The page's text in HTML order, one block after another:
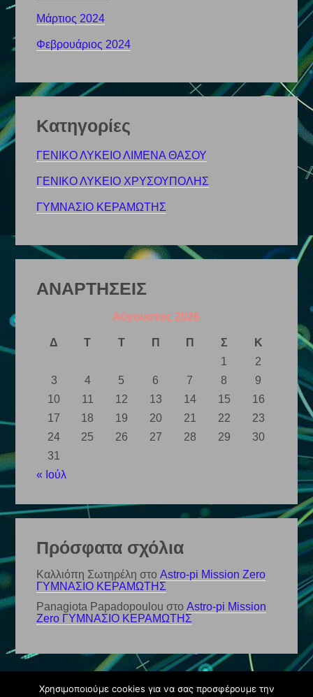
Μάρτιος 2024
Φεβρουάριος 2024
Kατηγορίες
ΓΕΝΙΚΟ ΛΥΚΕΙΟ ΛΙΜΕΝΑ ΘΑΣΟΥ
ΓΕΝΙΚΟ ΛΥΚΕΙΟ ΧΡΥΣΟΥΠΟΛΗΣ
ΓΥΜΝΑΣΙΟ ΚΕΡΑΜΩΤΗΣ
ΑΝΑΡΤΗΣΕΙΣ
Αύγουστος 2026
Δ Τ Τ Π Π Σ
Κ
1
2
3
4 5 6 7 8
9
10
11 12 13 14 15
16
17
18 19 20 21 22
23
24
25 26 27 28 29
30
31
« Ιούλ
Πρόσφατα σχόλια
Καλλιόπη Σωτηρέλη στοAstro-pi Mission Zero
ΓΥΜΝΑΣΙΟ ΚΕΡΑΜΩΤΗΣ
Panagiota Papadopoulou στοAstro-pi Mission
Zero ΓΥΜΝΑΣΙΟ ΚΕΡΑΜΩΤΗΣ
Χρησιμοποιούμε cookies για να σας προσφέρουμε την